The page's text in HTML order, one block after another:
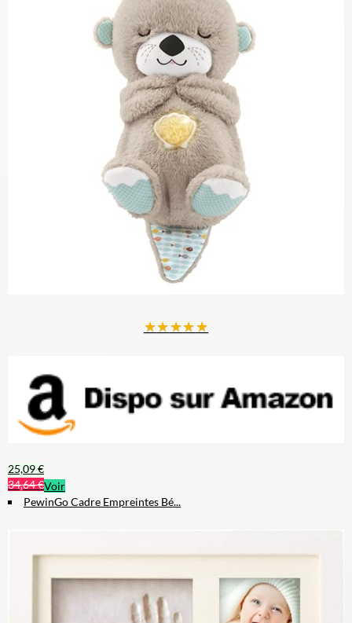
★★★★★
25,09 €
34,64 €Voir
PewinGo Cadre Empreintes Bé...